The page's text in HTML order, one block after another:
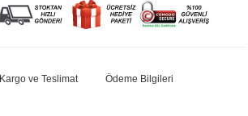
Kargo ve Teslimat Ödeme Bilgileri